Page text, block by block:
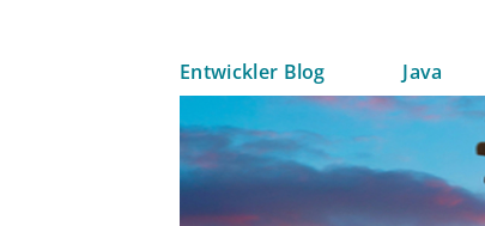
Entwickler Blog Java